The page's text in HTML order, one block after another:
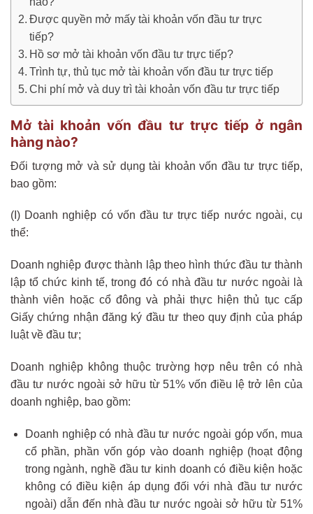
Được quyền mở mấy tài khoản vốn đầu tư trực
tiếp?
Hồ sơ mở tài khoản vốn đầu tư trực tiếp?
Trình tự, thủ tục mở tài khoản vốn đầu tư trực tiếp
Chi phí mở và duy trì tài khoản vốn đầu tư trực tiếp
Mở tài khoản vốn đầu tư trực tiếp ở ngân
hàng nào?
Đối tượng mở và sử dụng tài khoản vốn đầu tư trực tiếp,
bao gồm:
(I) Doanh nghiệp có vốn đầu tư trực tiếp nước ngoài, cụ
thể:
Doanh nghiệp được thành lập theo hình thức đầu tư thành
lập tổ chức kinh tế, trong đó có nhà đầu tư nước ngoài là
thành viên hoặc cổ đông và phải thực hiện thủ tục cấp
Giấy chứng nhận đăng ký đầu tư theo quy định của pháp
luật về đầu tư;
Doanh nghiệp không thuộc trường hợp nêu trên có nhà
đầu tư nước ngoài sở hữu từ 51% vốn điều lệ trở lên của
doanh nghiệp, bao gồm:
Doanh nghiệp có nhà đầu tư nước ngoài góp vốn, mua
cổ phần, phần vốn góp vào doanh nghiệp (hoạt động
trong ngành, nghề đầu tư kinh doanh có điều kiện hoặc
không có điều kiện áp dụng đối với nhà đầu tư nước
ngoài) dẫn đến nhà đầu tư nước ngoài sở hữu từ 51%